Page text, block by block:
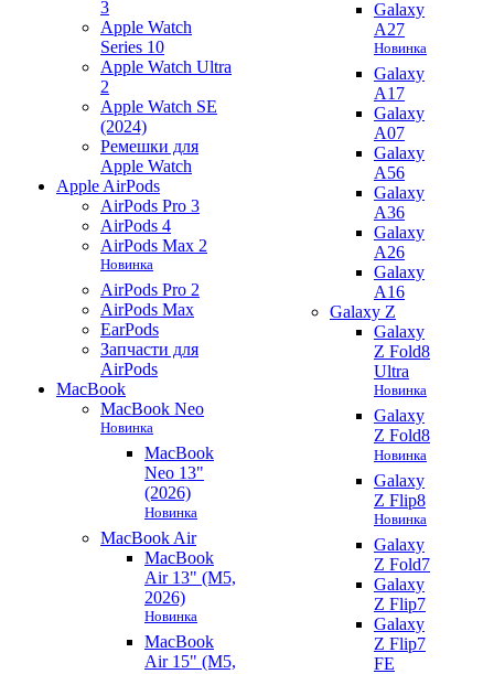
3
Apple Watch
Series 10
Apple Watch Ultra
2
Apple Watch SE
(2024)
Ремешки для
Apple Watch
Apple AirPods
AirPods Pro 3
AirPods 4
AirPods Max 2
Новинка
AirPods Pro 2
AirPods Max
EarPods
Запчасти для
AirPods
MacBook
MacBook Neo
Новинка
MacBook
Neo 13"
(2026)
Новинка
MacBook Air
MacBook
Air 13" (M5,
2026)
Новинка
MacBook
Air 15" (M5,
Galaxy
A27
Новинка
Galaxy
A17
Galaxy
A07
Galaxy
A56
Galaxy
A36
Galaxy
A26
Galaxy
A16
Galaxy Z
Galaxy
Z Fold8
Ultra
Новинка
Galaxy
Z Fold8
Новинка
Galaxy
Z Flip8
Новинка
Galaxy
Z Fold7
Galaxy
Z Flip7
Galaxy
Z Flip7
FE